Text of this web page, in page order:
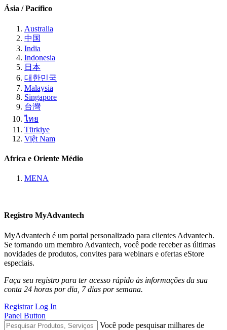
Ásia / Pacífico
Australia
中国
India
Indonesia
日本
대한민국
Malaysia
Singapore
台灣
ไทย
Türkiye
Việt Nam
Africa e Oriente Médio
MENA
Registro MyAdvantech
MyAdvantech é um portal personalizado para clientes Advantech.
Se tornando um membro Advantech, você pode receber as últimas
novidades de produtos, convites para webinars e ofertas eStore
especiais.
Faça seu registro para ter acesso rápido às informações da sua
conta 24 horas por dia, 7 dias por semana.
Registrar Log In
Panel Button
Você pode pesquisar milhares de